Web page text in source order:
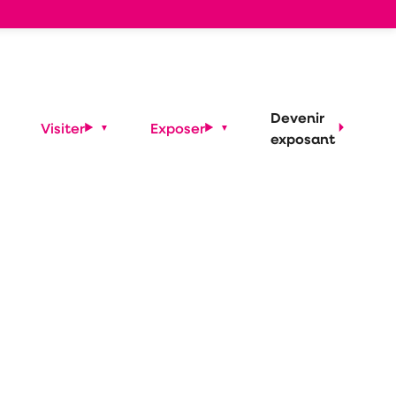
Visiter Exposer
Devenir
exposant